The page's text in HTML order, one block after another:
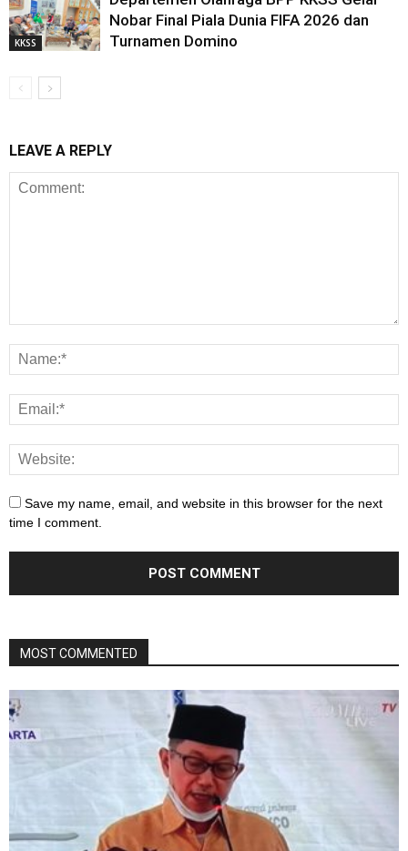
KKSS
Nobar Final Piala Dunia FIFA 2026 dan
Turnamen Domino
LEAVE A REPLY
Save my name, email, and website in this browser for the next
time I comment.
MOST COMMENTED